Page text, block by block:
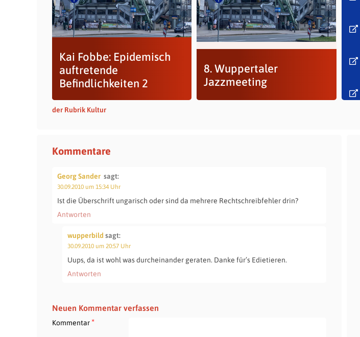
Kai Fobbe: Epidemisch
auftretende
Befindlichkeiten 2
8. Wuppertaler
Jazzmeeting
der Rubrik Kultur
Kommentare
Georg Sander sagt:
30.09.2010 um 15:34 Uhr
Ist die Überschrift ungarisch oder sind da mehrere Rechtschreibfehler drin?
Antworten
wupperbild sagt:
30.09.2010 um 20:57 Uhr
Uups, da ist wohl was durcheinander geraten. Danke für’s Edietieren.
Antworten
Neuen Kommentar verfassen
Kommentar*